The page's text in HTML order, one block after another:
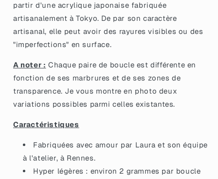
marbrée
bleue
et
blanche
marbrée
bleue
et
blanche
partir d'une acrylique japonaise fabriquée
artisanalement à Tokyo. De par son caractère
artisanal, elle peut avoir des rayures visibles ou des
"imperfections" en surface.
A noter : Chaque paire de boucle est différente en
fonction de ses marbrures et de ses zones de
transparence. Je vous montre en photo deux
variations possibles parmi celles existantes.
Caractéristiques
Fabriquées avec amour par Laura et son équipe
à l'atelier, à Rennes.
Hyper légères : environ 2 grammes par boucle